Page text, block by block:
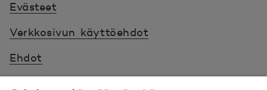
Evästeet
Verkkosivun käyttöehdot
Ehdot